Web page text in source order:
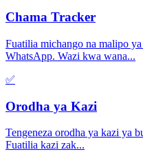
Chama Tracker
Fuatilia michango na malipo
WhatsApp. Wazi kwa wana...
✅
Orodha ya Kazi
Tengeneza orodha ya kazi ya
Fuatilia kazi zak...